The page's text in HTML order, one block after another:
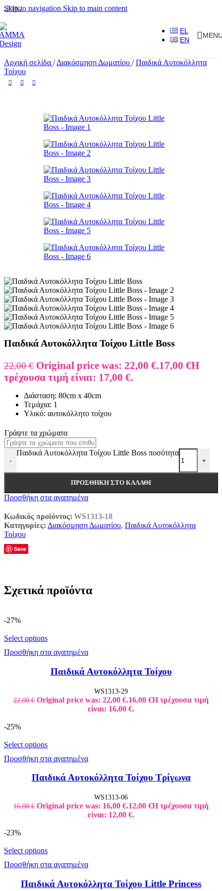
Skip to navigation Skip to main content
EL
EN
Αρχική σελίδα / Διακόσμηση Δωματίου / Παιδικά Αυτοκόλλητα
Τοίχου
-23%
Παιδικά Αυτοκόλλητα Τοίχου Little Boss
22,00€ Original price was: 22,00 €.17,00 €Η
τρέχουσα τιμή είναι: 17,00 €.
Διάσταση: 80cm x 40cm
Τεμάχια: 1
Υλικό: αυτοκόλλητο τοίχου
Γράψτε τα χρώματα
-
Παιδικά Αυτοκόλλητα Τοίχου Little Boss ποσότητα
+
ΠΡΟΣΘΉΚΗ ΣΤΟ ΚΑΛΆΘΙ
Προσθήκη στα αγαπημένα
Κωδικός προϊόντος: WS1313-18
Κατηγορίες: Διακόσμηση Δωματίου, Παιδικά Αυτοκόλλητα
Τοίχου
Save
Σχετικά προϊόντα
-27%
Select options
Προσθήκη στα αγαπημένα
Παιδικά Αυτοκόλλητα Τοίχου
WS1313-29
22,00€ Original price was: 22,00 €.16,00 €Η τρέχουσα τιμή
είναι: 16,00 €.
-25%
Select options
Προσθήκη στα αγαπημένα
Παιδικά Αυτοκόλλητα Τοίχου Τρίγωνα
WS1313-06
16,00€ Original price was: 16,00 €.12,00 €Η τρέχουσα τιμή
είναι: 12,00 €.
-23%
Select options
Προσθήκη στα αγαπημένα
Παιδικά Αυτοκόλλητα Τοίχου Little Princess